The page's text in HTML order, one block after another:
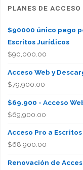
PLANES DE ACCESO
$90000 único pago
Escritos Jurídicos
$90,000.00
Acceso Web y
$79,900.00
$69.900 - Acceso
$69,900.00
Acceso Pro a
$68,900.00
Renovación de